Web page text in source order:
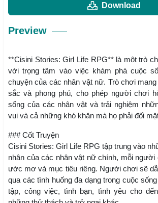
Download
Preview
**Cisini Stories: Girl Life RPG** là một trò
với trọng tâm vào việc khám phá cuộc
chuyện của các nhân vật nữ. Trò chơi
sắc và phong phú, cho phép người chơi
sống của các nhân vật và trải nghiệm
vui và cả những khó khăn mà họ phải đối
### Cốt Truyện
Cisini Stories: Girl Life RPG tập trung vào
nhân của các nhân vật nữ chính, mỗi người
ước mơ và mục tiêu riêng. Người chơi sẽ
qua các tình huống đa dạng trong cuộc
tập, công việc, tình bạn, tình yêu cho